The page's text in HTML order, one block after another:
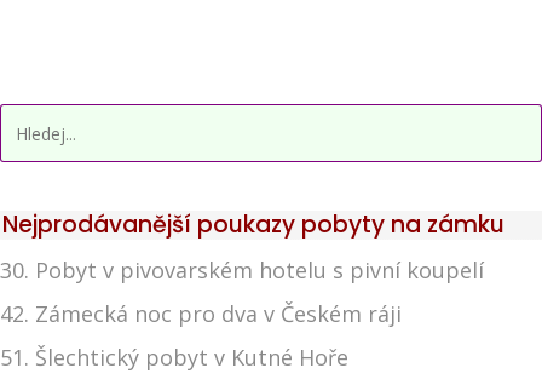
Nejprodávanější poukazy pobyty na zámku
30. Pobyt v pivovarském hotelu s pivní koupelí
42. Zámecká noc pro dva v Českém ráji
51. Šlechtický pobyt v Kutné Hoře